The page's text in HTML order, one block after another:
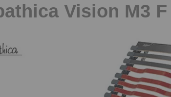
Vision M3 F